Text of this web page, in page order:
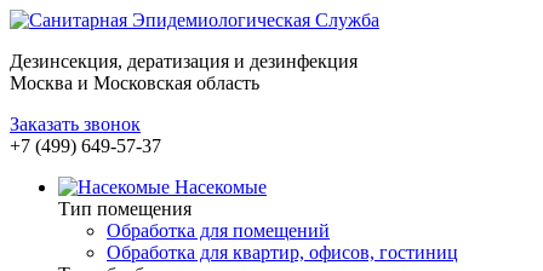
Дезинсекция, дератизация и дезинфекция
Москва и Московская область
Заказать звонок
+7 (499) 649-57-37
Насекомые
Тип помещения
Обработка для помещений
Обработка для квартир, офисов, гостиниц